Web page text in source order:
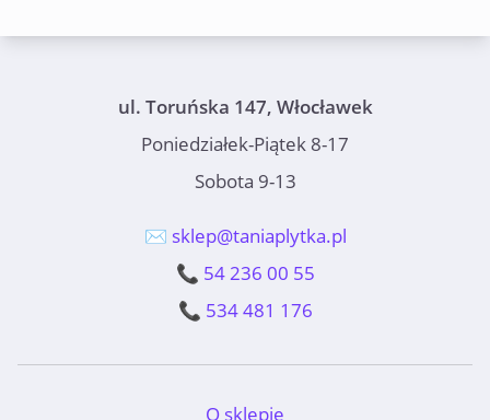
ul. Toruńska 147, Włocławek
Poniedziałek-Piątek 8-17
Sobota 9-13
✉️ sklep@taniaplytka.pl
📞 54 236 00 55
📞 534 481 176
O sklepie